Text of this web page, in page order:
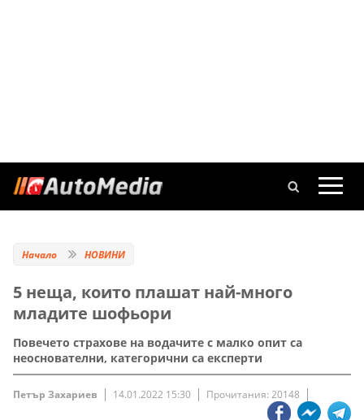
Начало НОВИНИ
5 неща, които плашат най-много
младите шофьори
Повечето страхове на водачите с малко опит са
неоснователни, категорични са експерти
Петър Захариев 14.01.2022 15:30 Прочитания: 20148